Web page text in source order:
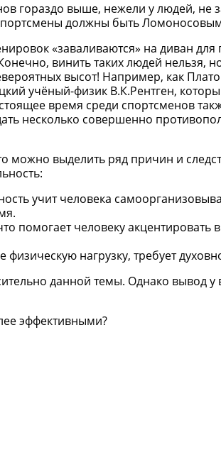
гораздо выше, нежели у людей,
должны быть
«заваливаются» на диван для
винить таких людей нельзя,
высот! Например, как
учёный-физик В.К.Рентген,
время среди спортсменов
несколько совершенно
можно выделить ряд причин и
учит человека
помогает человеку
нагрузку, требует
данной темы. Однако вывод у
эффективными?